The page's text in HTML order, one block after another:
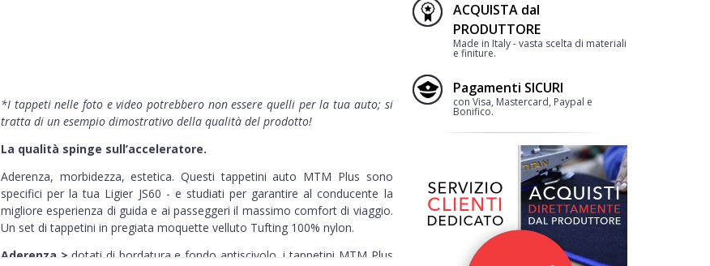
*I tappeti nelle foto e video potrebbero non essere quelli per la tua auto; si
tratta di un esempio dimostrativo della qualità del prodotto!
La qualità spinge sull’acceleratore.
Aderenza, morbidezza, estetica. Questi tappetini auto MTM Plus sono
specifici per la tua Ligier JS60 - e studiati per garantire al conducente la
migliore esperienza di guida e ai passeggeri il massimo comfort di viaggio.
Un set di tappetini in pregiata moquette velluto Tufting 100% nylon.
Aderenza >dotati di bordatura e fondo antiscivolo, i tappetini MTM Plus
BORDO
ACQUISTA dal
PRODUTTORE
Made in Italy - vasta scelta di materiali
e finiture.
Pagamenti SICURI
con Visa, Mastercard, Paypal e
Bonifico.